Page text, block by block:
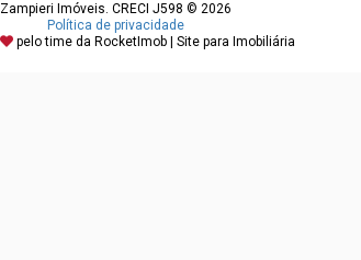
Zampieri Imóveis. CRECI J598 © 2026
Política de privacidade
pelo time da RocketImob | Site para Imobiliária